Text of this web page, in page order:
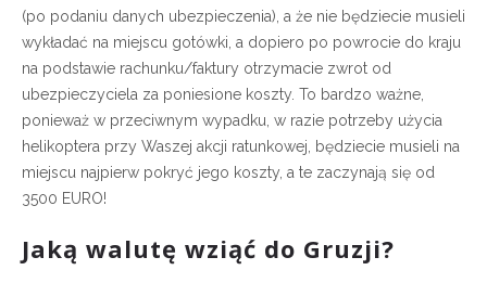
(po podaniu danych ubezpieczenia), a że nie będziecie musieli
wykładać na miejscu gotówki, a dopiero po powrocie do kraju
na podstawie rachunku/faktury otrzymacie zwrot od
ubezpieczyciela za poniesione koszty. To bardzo ważne,
ponieważ w przeciwnym wypadku, w razie potrzeby użycia
helikoptera przy Waszej akcji ratunkowej, będziecie musieli na
miejscu najpierw pokryć jego koszty, a te zaczynają się od
3500 EURO!
Jaką walutę wziąć do Gruzji?